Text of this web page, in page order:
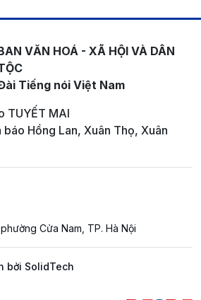
VĂN HOÁ - XÃ HỘI VÀ DÂN
Tiếng nói Việt Nam
TUYẾT MAI
Hồng Lan, Xuân Thọ, Xuân
Cửa Nam, TP. Hà Nội
bởi SolidTech